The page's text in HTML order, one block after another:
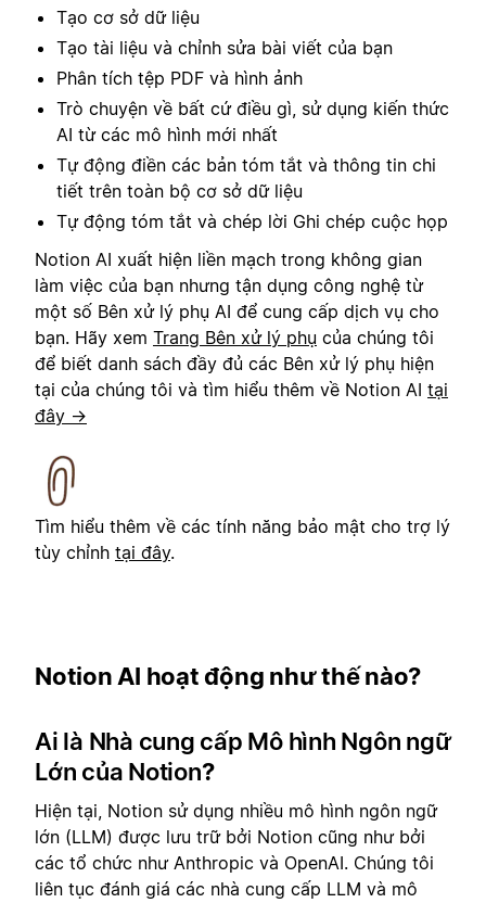
Tạo cơ sở dữ liệu
Tạo tài liệu và chỉnh sửa bài viết của bạn
Phân tích tệp PDF và hình ảnh
Trò chuyện về bất cứ điều gì, sử dụng kiến thức
AI từ các mô hình mới nhất
Tự động điền các bản tóm tắt và thông tin chi
tiết trên toàn bộ cơ sở dữ liệu
Tự động tóm tắt và chép lời Ghi chép cuộc họp
Notion AI xuất hiện liền mạch trong không gian
làm việc của bạn nhưng tận dụng công nghệ từ
một số Bên xử lý phụ AI để cung cấp dịch vụ cho
bạn. Hãy xem Trang Bên xử lý phụ của chúng tôi
để biết danh sách đầy đủ các Bên xử lý phụ hiện
tại của chúng tôi và tìm hiểu thêm về Notion AI tại
đây →
Tìm hiểu thêm về các tính năng bảo mật cho trợ lý
tùy chỉnh tại đây.
Notion AI hoạt động như thế nào?
Ai là Nhà cung cấp Mô hình Ngôn ngữ
Lớn của Notion?
Hiện tại, Notion sử dụng nhiều mô hình ngôn ngữ
lớn (LLM) được lưu trữ bởi Notion cũng như bởi
các tổ chức như Anthropic và OpenAI. Chúng tôi
liên tục đánh giá các nhà cung cấp LLM và mô